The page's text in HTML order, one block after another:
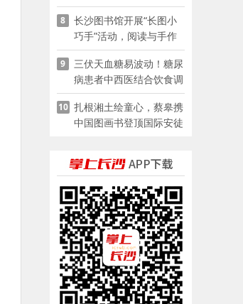
响
8
长沙图书馆开展“长图小
巧手”活动，阅读与手作
赋能少儿暑期成长
9
三伏天血糖易波动！糖尿
病患者中西医结合饮食调
养指南
10 扎根湘土绘童心，蔡皋携
中国图画书登顶国际安徒